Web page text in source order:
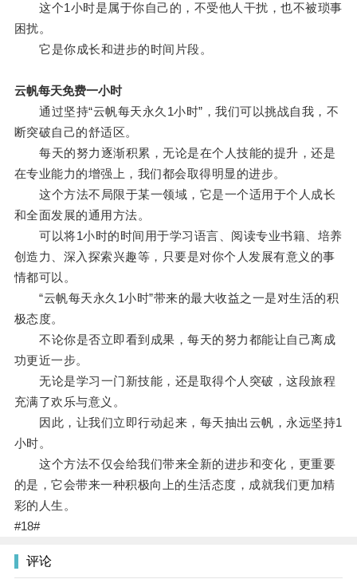
这个1小时是属于你自己的，不受他人干扰，也不被琐事
困扰。
它是你成长和进步的时间片段。
云帆每天免费一小时
通过坚持“云帆每天永久1小时”，我们可以挑战自我，不
断突破自己的舒适区。
每天的努力逐渐积累，无论是在个人技能的提升，还是
在专业能力的增强上，我们都会取得明显的进步。
这个方法不局限于某一领域，它是一个适用于个人成长
和全面发展的通用方法。
可以将1小时的时间用于学习语言、阅读专业书籍、培养
创造力、深入探索兴趣等，只要是对你个人发展有意义的事
情都可以。
“云帆每天永久1小时”带来的最大收益之一是对生活的积
极态度。
不论你是否立即看到成果，每天的努力都能让自己离成
功更近一步。
无论是学习一门新技能，还是取得个人突破，这段旅程
充满了欢乐与意义。
因此，让我们立即行动起来，每天抽出云帆，永远坚持1
小时。
这个方法不仅会给我们带来全新的进步和变化，更重要
的是，它会带来一种积极向上的生活态度，成就我们更加精
彩的人生。
#18#
评论